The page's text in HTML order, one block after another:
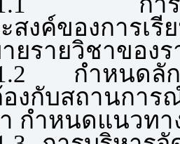
สงค์ของการเ
ยรายวิชาของ
กำหนดลั
งกับสถานการ
กำหนดแนวท